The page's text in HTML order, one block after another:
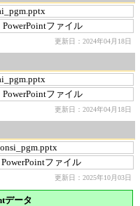
PowerPointファイル
更新日：2024年04月18日
PowerPointファイル
更新日：2024年04月18日
PowerPointファイル
更新日：2025年10月03日
データ